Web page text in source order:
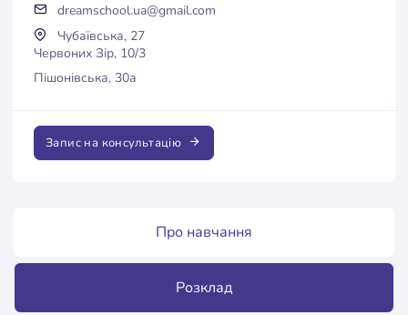
dreamschool.ua@gmail.com
Чубаївська, 27
Червоних Зір, 10/3
Пішонівська, 30а
Запис на консультацію
Про навчання
Розклад